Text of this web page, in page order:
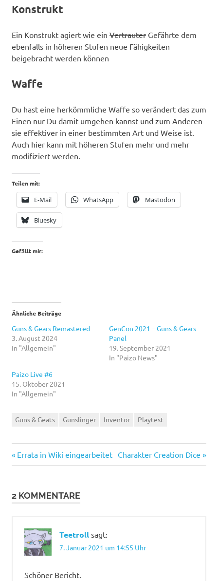
Konstrukt
Ein Konstrukt agiert wie ein Vertrauter Gefährte dem
ebenfalls in höheren Stufen neue Fähigkeiten
beigebracht werden können
Waffe
Du hast eine herkömmliche Waffe so verändert das zum
Einen nur Du damit umgehen kannst und zum Anderen
sie effektiver in einer bestimmten Art und Weise ist.
Auch hier kann mit höheren Stufen mehr und mehr
modifiziert werden.
Teilen mit:
E-Mail WhatsApp Mastodon
Bluesky
Gefällt mir:
Ähnliche Beiträge
Guns & Gears Remastered
3. August 2024
In "Allgemein"
GenCon 2021 – Guns & Gears
Panel
19. September 2021
In "Paizo News"
Paizo Live #6
15. Oktober 2021
In "Allgemein"
Guns & Geats Gunslinger Inventor Playtest
Beitragsnavigation
Vorheriger
Beitrag:
Errata in Wiki eingearbeitet Nächster
Beitrag:
Charakter Creation Dice
2 KOMMENTARE
Teetroll sagt:
7. Januar 2021 um 14:55 Uhr
Schöner Bericht.